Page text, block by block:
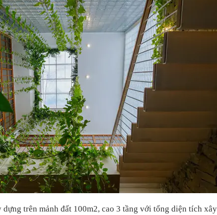
trên mảnh đất 100m2, cao 3 tầng với tổng diện tích xây